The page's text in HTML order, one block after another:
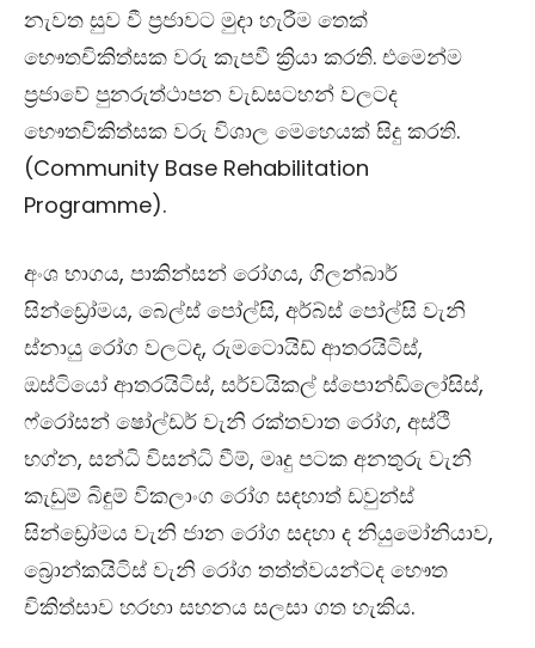
නැවත සුව වී ප්‍රජාවට මුදා හැරීම තෙක්
භෞතචිකිත්සක වරු කැපවී ක්‍රියා කරති. එමෙන්ම
ප්‍රජාවේ පුනරුත්ථාපන වැඩසටහන් වලටද
භෞතචිකිත්සක වරු විශාල මෙහෙයක් සිදු කරති.
(Community Base Rehabilitation
Programme).
අංශ භාගය, පාකින්සන් රෝගය, ගිලන්බාර්
සින්ඩ්‍රෝමය, බෙල්ස් පෝල්සි, අර්බ්ස් පෝල්සි වැනි
ස්නායු රෝග වලටද, රුමටොයිඩ් ආතරයිටිස්,
ඔස්ටියෝ ආතරයිටිස්, සර්වයිකල් ස්පොන්ඩිලෝසිස්,
ෆ්රෝසන් ෂෝල්ඩර් වැනි රක්තවාත රෝග, අස්ථි
භග්න, සන්ධි විසන්ධි වීම්, මෘදු පටක අනතුරු වැනි
කැඩුම් බිඳුම් විකලාංග රෝග සඳහාත් ඩවුන්ස්
සින්ඩ්‍රෝමය වැනි ජාන රෝග සදහා ද නියුමෝනියාව,
බ්‍රොන්කයිටිස් වැනි රෝග තත්ත්වයන්ටද භෞත
චිකිත්සාව හරහා සහනය සලසා ගත හැකිය.